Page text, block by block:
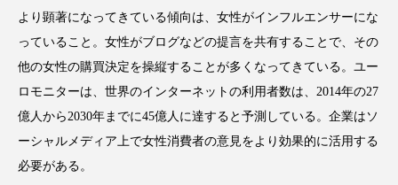
カカイオイル ガジェット キーワード
クルエルティフリー クレンジング
クローズアップ ケーススタディ
コグニティブヘルス
より顕著になってきている傾向は、女性がインフルエンサーにな
っていること。女性がブログなどの提言を共有することで、その
他の女性の購買決定を操縦することが多くなってきている。ユー
ロモニターは、世界のインターネットの利用者数は、2014年の27
億人から2030年までに45億人に達すると予測している。企業はソ
ーシャルメディア上で女性消費者の意見をより効果的に活用する
必要がある。